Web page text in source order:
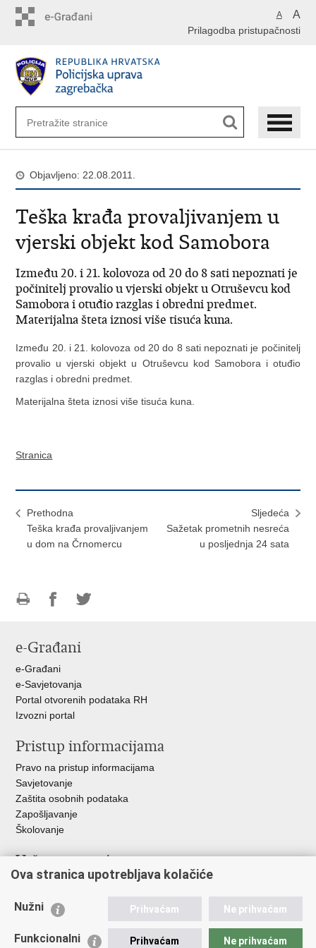
A A
Prilagodba pristupačnosti
Objavljeno: 22.08.2011.
Teška krađa provaljivanjem u
vjerski objekt kod Samobora
Između 20. i 21. kolovoza od 20 do 8 sati nepoznati je
počinitelj provalio u vjerski objekt u Otruševcu kod
Samobora i otuđio razglas i obredni predmet.
Materijalna šteta iznosi više tisuća kuna.
Između 20. i 21. kolovoza od 20 do 8 sati nepoznati je počinitelj
provalio u vjerski objekt u Otruševcu kod Samobora i otuđio
razglas i obredni predmet.
Materijalna šteta iznosi više tisuća kuna.
Stranica
Prethodna
Teška krađa provaljivanjem
u dom na Črnomercu
Sljedeća
Sažetak prometnih nesreća
u posljednja 24 sata
FacebookuTwitteru
e-Građani
e-Građani
e-Savjetovanja
Portal otvorenih podataka RH
Izvozni portal
Pristup informacijama
Pravo na pristup informacijama
Savjetovanje
Zaštita osobnih podataka
Zapošljavanje
Školovanje
Važne poveznice
Ministarstvo unutarnjih poslova
Udruge
Policijska akademija
Ova stranica upotrebljava kolačiće
Nužni Prihvaćam Ne prihvaćam
Funkcionalni Prihvaćam Ne prihvaćam